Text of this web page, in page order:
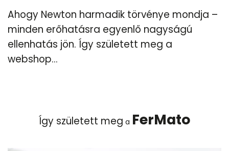
Ahogy Newton harmadik törvénye mondja –
minden erőhatásra egyenlő nagyságú
ellenhatás jön. Így született meg a
webshop...
Így született meg a FerMato